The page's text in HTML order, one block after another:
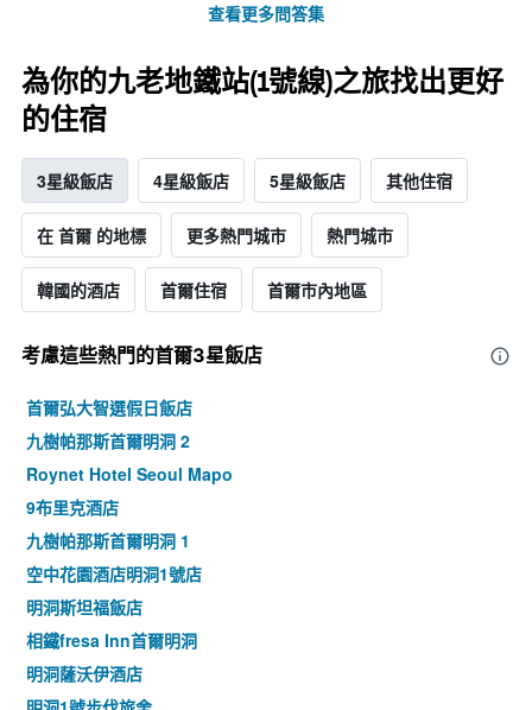
查看更多問答集
為你的九老地鐵站(1號線)之旅找出更好
的住宿
3星級飯店 4星級飯店 5星級飯店 其他住宿
在 首爾 的地標 更多熱門城市 熱門城市
韓國的酒店 首爾住宿 首爾市內地區
考慮這些熱門的首爾3星​飯店
首爾弘大智選假日飯店
九樹帕那斯首爾明洞 2
Roynet Hotel Seoul Mapo
9布里克酒店
九樹帕那斯首爾明洞 1
空中花園酒店明洞1號店
明洞斯坦福飯店
相鐵fresa Inn首爾明洞
明洞薩沃伊酒店